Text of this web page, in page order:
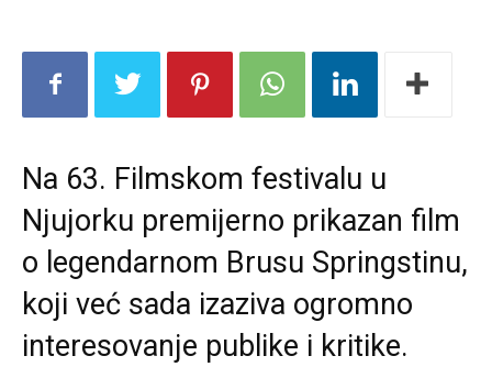
Na 63. Filmskom festivalu u
Njujorku premijerno prikazan film
o legendarnom Brusu Springstinu,
koji već sada izaziva ogromno
interesovanje publike i kritike.